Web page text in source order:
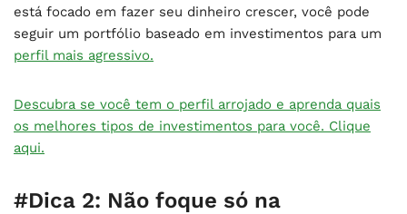
está focado em fazer seu dinheiro crescer, você pode
seguir um portfólio baseado em investimentos para um
perfil mais agressivo.
Descubra se você tem o perfil arrojado e aprenda quais
os melhores tipos de investimentos para você. Clique
aqui.
#Dica 2: Não foque só na